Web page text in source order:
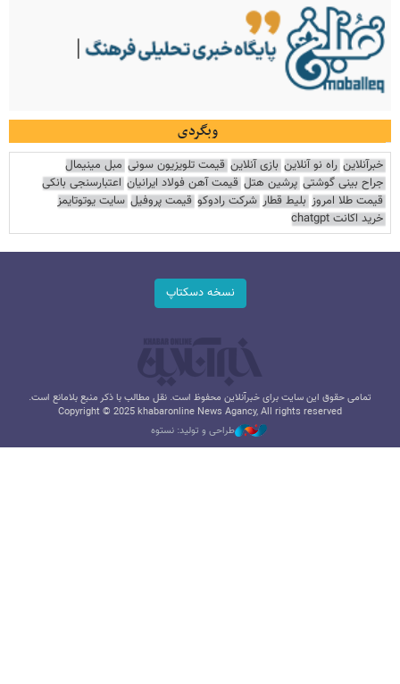
وبگردی
خبرآنلاین راه نو آنلاین بازی آنلاین قیمت تلویزیون سونی مبل مینیمال
جراح بینی گوشتی پرشین هتل قیمت آهن فولاد ایرانیان اعتبارسنجی بانکی
قیمت طلا امروز بلیط قطار شرکت رادوکو قیمت پروفیل سایت یوتوتایمز
خرید اکانت chatgpt
نسخه دسکتاپ
تمامی حقوق این سایت برای خبرآنلاین محفوظ است. نقل مطالب با ذکر منبع بلامانع است.
Copyright © 2025 khabaronline News Agancy, All rights reserved
طراحی و تولید: نستوه